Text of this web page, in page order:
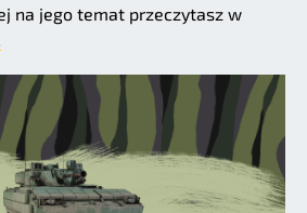
na jego temat przeczytasz w